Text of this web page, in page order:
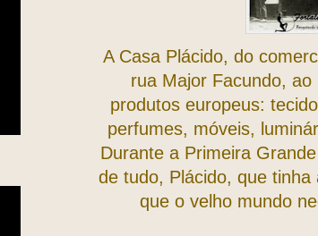
A Casa Plácido, do
rua Major Facundo,
produtos europeus:
perfumes, móveis,
Durante a Primeira
de tudo, Plácido, que
que o velho mundo